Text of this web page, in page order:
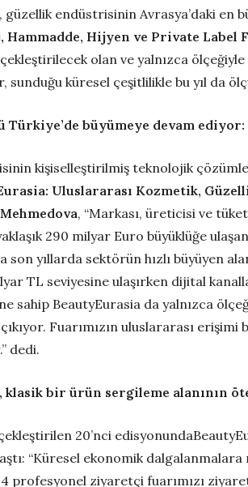
, güzellik endüstrisinin Avrasya’daki en
Hammadde, Hijyen ve Private Label
olan ve yalnızca
sunduğu küresel çeşitlilikle bu yıl da
büyümeye devam ediyor:
kişiselleştirilmiş teknolojik
: Uluslararası Kozmetik,
Mehmedova, “Markası, üreticisi ve
290 milyar Euro büyüklüğe
son yıllarda sektörün hızlı büyüyen
TL seviyesine ulaşırken dijital
sahip BeautyEurasia da yalnızca
Fuarımızın uluslararası
dedi.
, klasik bir ürün sergileme alanının
20’nci
“Küresel ekonomik
profesyonel ziyaretçi fuarımızı